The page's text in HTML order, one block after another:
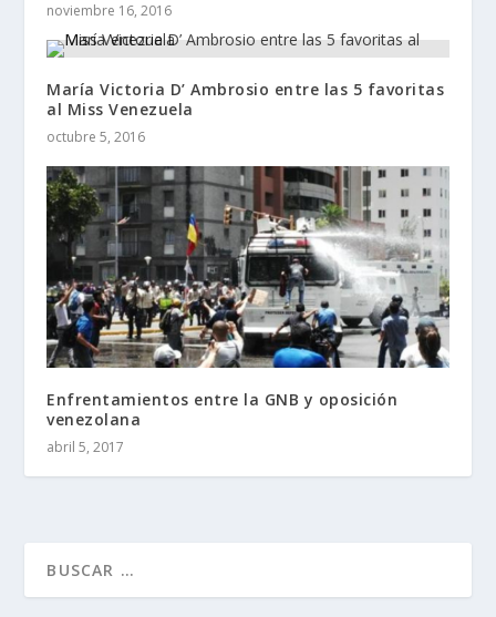
noviembre 16, 2016
María Victoria D’ Ambrosio entre las 5 favoritas
al Miss Venezuela
octubre 5, 2016
Enfrentamientos entre la GNB y oposición
venezolana
abril 5, 2017